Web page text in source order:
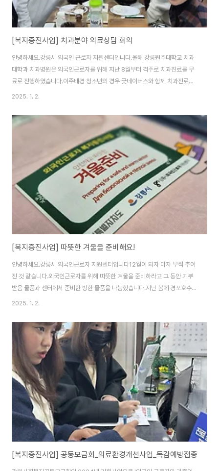
[복지증진사업] 치과분야 의료상담 회의
안녕하세요.강릉시 외국인 근로자 지원센터입니다.올해 강릉원주대학교 치과
대학과 치과병원은 외국인근로자를 위해 지난 8월부터 격주로 치과진료를 무
료로 진행하였습니다.이주배경 청소년의 경우 굿네이버스와 함께 치과진료를
지원하는 기반이 되었습니다. 치과병원 1000만원 상당의 사회공헌을 제공하
배경청소년이 수혜를 받았습니다.성인의 경우 치과진료에서 진단을 받으면 인
근 치과의원에서 저렴한 가격으로 치료를 받을 수 있게 되었습니다.이 모든 것
이 이 분들의 헌신에서 시작되었습니다.오는 해에는 지원범위를 확대하고 전문
의의 참여도 더 늘리기로 했습니다. 내년에도 잘 부탁드립니다.
2025. 1. 2.
[복지증진사업] 따뜻한 겨울을 준비해요!
안녕하세요.강릉시 외국인근로자 지원센터입니다12월이 되자 마자 부쩍 추어
진 것 같습니다.외국인근로자를 위해 따뜻한 겨울을 준비하라고 그 동안 기부
받음 물품과 센터에서 준비한 방한 물품을 나눔했습니다.지난 봄에 경포호수보
호단체로부터 기부받은 아동용 내복 100여벌과 주변에서 기부해 준 겨울 옷
크를 통해 23일 1시부터 시작한다고 알렸습니다. 게다가, 가정용 의료구급낭
을 같은 시간대에 배포해서 일석이조의 혜택을 받을 수 있었습니다.내복은 주
로 아이가 있는 엄마가 가지고 갔고, 남자는 주로 작업복으로 입는다고 큼지막
한 옷을 잔뜩 가져 가기도 했습니다. 어떤 외국인근로자는 영상통화를 해가면
서 상의하기도 했습니다.요즘에는 날씨가 예전같지 않아..
2025. 1. 2.
[복지증진사업] 공동모금회_의료환경개선사업_독감예방접종